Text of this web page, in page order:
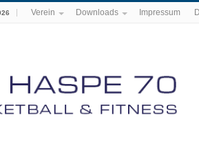
Verein Downloads Impressum